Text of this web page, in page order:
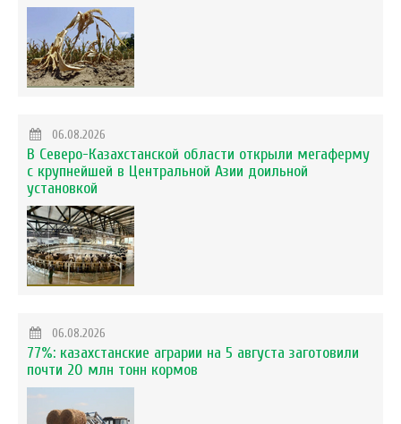
06.08.2026
В Северо-Казахстанской области открыли мегаферму
с крупнейшей в Центральной Азии доильной
установкой
06.08.2026
77%: казахстанские аграрии на 5 августа заготовили
почти 20 млн тонн кормов